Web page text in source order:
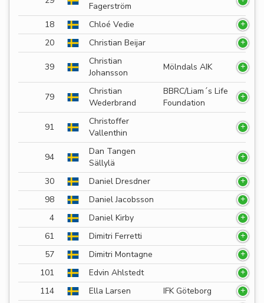
Fagerström
18
Chloé Vedie
20
Christian Beijar
39
Christian
Johansson
Mölndals AIK
79
Christian
Wederbrand
BBRC/Liam´s Life
Foundation
91
Christoffer
Vallenthin
94
Dan Tangen
Sällylä
30
Daniel Dresdner
98
Daniel Jacobsson
4
Daniel Kirby
61
Dimitri Ferretti
57
Dimitri Montagne
101
Edvin Ahlstedt
114
Ella Larsen
IFK Göteborg